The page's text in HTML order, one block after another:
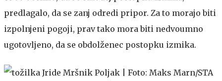
predlagalo, da se zanj odredi pripor. Za to morajo biti
izpolnjeni pogoji, prav tako mora biti nedvoumno
ugotovljeno, da se obdolženec postopku izmika.